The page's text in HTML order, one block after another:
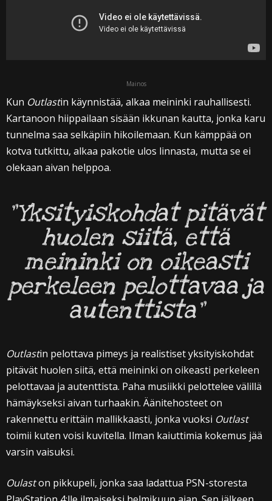
Mainos
Kun Outlastin käynnistää, alkaa meininki rauhallisesti.
Kartanoon hiippailaan sisään ikkunan kautta, jonka karu
tunnelma saa selkäpiin hikoilemaan. Kun kämppää on
kotva tutkittu, alkaa pakotie ulos linnasta, mutta se ei
olekaan aivan helppoa.
”Yksityiskohdat pitävät
huolen siitä, että
meininki on oikeasti
perkeleen pelottavaa ja
autenttista”
Outlastin pelottava pimeys ja realistiset yksityiskohdat
pitävät huolen siitä, että meininki on oikeasti perkeleen
pelottavaa ja autenttista. Paha musiikki pelottelee välillä
hämäykseksi aivan turhaakin. Äänitehosteet on
rakennettu erittäin mallikkaasti, jonka vuoksi Outlast
toimii kuten voisi kuvitella. Ilman kaiuttimia kokemus jää
varsin vaisuksi.
Oulaston pikkupeli, jonka saa ladattua PSN-storesta